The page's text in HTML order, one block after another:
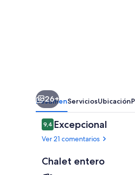
-
Argentieres
26+
ResumenServiciosUbicación
Comentarios
9,49,4 de 10
Excepcional
Ver 21 comentarios
Chalet entero